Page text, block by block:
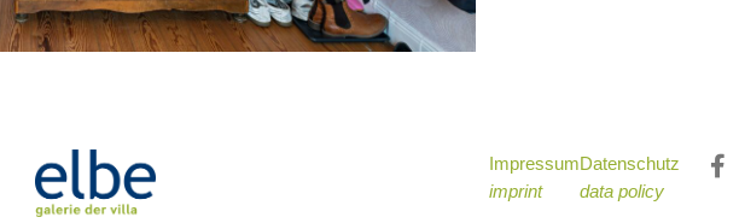
Impressum
imprint
Datenschutz
data policy